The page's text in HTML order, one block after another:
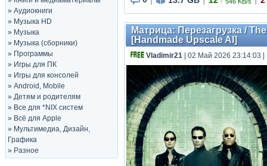
» Аудиокниги
» Музыка HD
» Музыка
» Музыка (сборники)
» Программы
» Игры для ПК
» Игры для консолей
» Android, Mobile
» Детям и родителям
» Все для *NIX систем
» Всё для Apple
» Мультимедиа, Дизайн,
Графика
» Разное
Матрица: Перезагрузка /
[Handmade Upscale AI]
Vladimir21 | 02 Май 2026 23:14:03